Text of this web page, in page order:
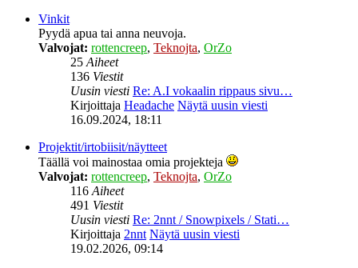
Vinkit
Pyydä apua tai anna neuvoja.
Valvojat: rottencreep, Teknojta, OrZo
25Aiheet
136 Viestit
Uusin viesti Re: A.I vokaalin rippaus sivu…
Kirjoittaja Headache Näytä uusin viesti
16.09.2024, 18:11
Projektit/irtobiisit/näytteet
Täällä voi mainostaa omia projekteja
Valvojat: rottencreep, Teknojta, OrZo
116Aiheet
491 Viestit
Uusin viesti Re: 2nnt / Snowpixels / Stati…
Kirjoittaja 2nnt Näytä uusin viesti
19.02.2026, 09:14